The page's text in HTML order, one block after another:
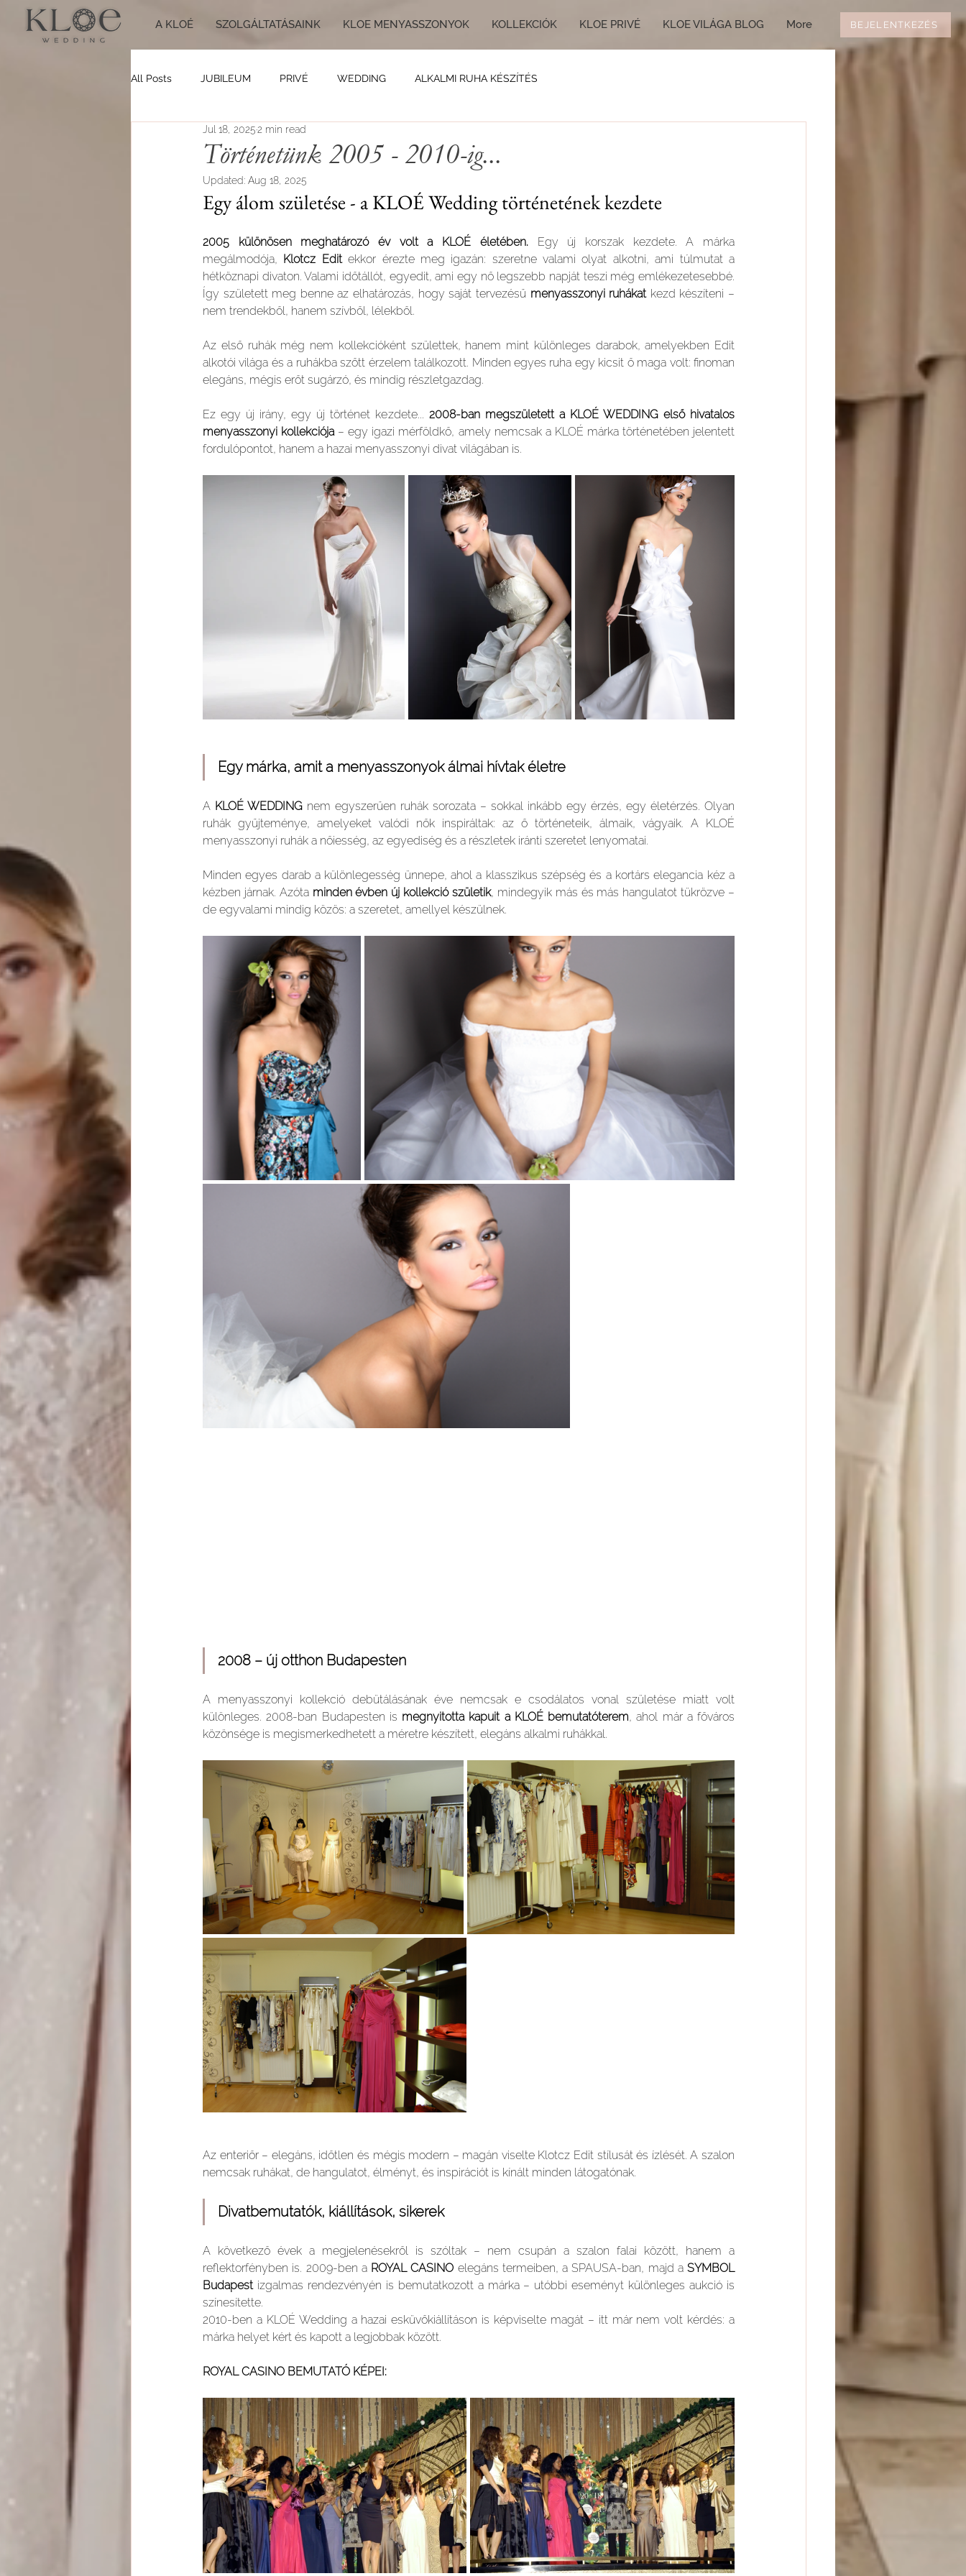
A KLOÉ SZOLGÁLTATÁSAINK KLOE MENYASSZONYOK KOLLEKCIÓK KLOE PRIVÉ KLOE VILÁGA BLOG More BEJELENTKEZÉS
All Posts JUBILEUM PRIVÉ WEDDING ALKALMI RUHA KÉSZÍTÉS
Történetünk 2005 - 2010-ig...
Jul 18, 20252 min read
Updated: Aug 18, 2025
Egy álom születése - a KLOÉ Wedding történetének kezdete
2005 különösen meghatározó év volt a KLOÉ életében. Egy új korszak kezdete. A márka
megálmodója, Klotcz Edit ekkor érezte meg igazán: szeretne valami olyat alkotni, ami túlmutat a
hétköznapi divaton. Valami időtállót, egyedit, ami egy nő legszebb napját teszi még emlékezetesebbé.
Így született meg benne az elhatározás, hogy saját tervezésű menyasszonyi ruhákat kezd készíteni –
nem trendekből, hanem szívből, lélekből.
Az első ruhák még nem kollekcióként születtek, hanem mint különleges darabok, amelyekben Edit
alkotói világa és a ruhákba szőtt érzelem találkozott. Minden egyes ruha egy kicsit ő maga volt: finoman
elegáns, mégis erőt sugárzó, és mindig részletgazdag.
Ez egy új irány, egy új történet kezdete... 2008-ban megszületett a KLOÉ WEDDING első hivatalos
menyasszonyi kollekciója – egy igazi mérföldkő, amely nemcsak a KLOÉ márka történetében jelentett
fordulópontot, hanem a hazai menyasszonyi divat világában is.
Egy márka, amit a menyasszonyok álmai hívtak életre
A KLOÉ WEDDING nem egyszerűen ruhák sorozata – sokkal inkább egy érzés, egy életérzés. Olyan
ruhák gyűjteménye, amelyeket valódi nők inspiráltak: az ő történeteik, álmaik, vágyaik. A KLOÉ
menyasszonyi ruhák a nőiesség, az egyediség és a részletek iránti szeretet lenyomatai.
Minden egyes darab a különlegesség ünnepe, ahol a klasszikus szépség és a kortárs elegancia kéz a
kézben járnak. Azóta minden évben új kollekció születik, mindegyik más és más hangulatot tükrözve –
de egyvalami mindig közös: a szeretet, amellyel készülnek.
2008 – új otthon Budapesten
A menyasszonyi kollekció debütálásának éve nemcsak e csodálatos vonal születése miatt volt
különleges. 2008-ban Budapesten is megnyitotta kapuit a KLOÉ bemutatóterem, ahol már a főváros
közönsége is megismerkedhetett a méretre készített, elegáns alkalmi ruhákkal.
Az enteriőr – elegáns, időtlen és mégis modern – magán viselte Klotcz Edit stílusát és ízlését. A szalon
nemcsak ruhákat, de hangulatot, élményt, és inspirációt is kínált minden látogatónak.
Divatbemutatók, kiállítások, sikerek
A következő évek a megjelenésekről is szóltak – nem csupán a szalon falai között, hanem a
reflektorfényben is. 2009-ben a ROYAL CASINO elegáns termeiben, a SPAUSA-ban, majd a SYMBOL
Budapest izgalmas rendezvényén is bemutatkozott a márka – utóbbi eseményt különleges aukció is
színesítette.
2010-ben a KLOÉ Wedding a hazai esküvőkiállításon is képviselte magát – itt már nem volt kérdés: a
márka helyet kért és kapott a legjobbak között.
ROYAL CASINO BEMUTATÓ KÉPEI: